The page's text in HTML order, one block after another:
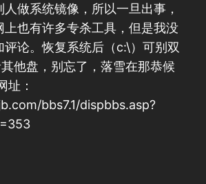
做系统镜像，所以一旦出事，
上也有许多专杀工具，但是我没
评论。恢复系统后（c:\）可别双
他盘，别忘了，落雪在那恭候
址：
bbs7.1/dispbbs.asp?